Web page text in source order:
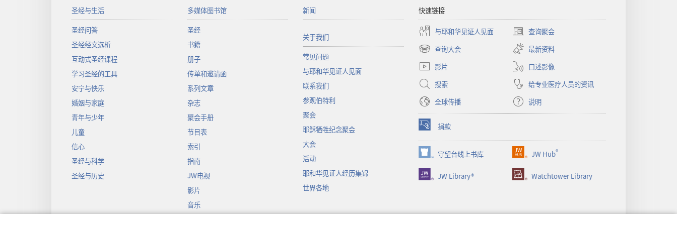
圣经与生活
圣经问答
圣经经文选析
互动式圣经课程
学习圣经的工具
安宁与快乐
婚姻与家庭
青年与少年
儿童
信心
圣经与科学
圣经与历史
多媒体图书馆
圣经
书籍
册子
传单和邀请函
系列文章
杂志
聚会手册
节目表
索引
指南
JW电视
影片
音乐
新闻
关于我们
常见问题
与耶和华见证人见面
联系我们
参观伯特利
聚会
耶稣牺牲纪念聚会
大会
活动
耶和华见证人经历集锦
世界各地
快速链接
与耶和华见证人见面 查询聚会
（打
开
新
窗
口）
查询大会
（打
开
新
窗
口）
最新资料
影片
口述影像
搜索
给专业医疗人员的资讯
全球传播
说明
捐款
（打
开
新
窗
口）
守望台线上书库
（打
开
新
JW Hub®
（打
开
新
JW Library® Watchtower Library